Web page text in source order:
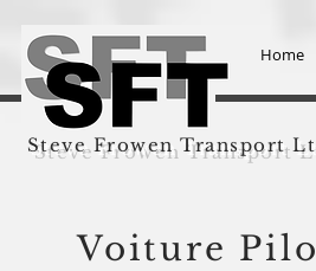
Home
Steve Frowen Transport
Voiture